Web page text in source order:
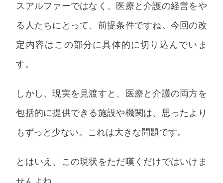
スアルファーではなく、医療と介護の経営をや
る人たちにとって、前提条件ですね。今回の改
定内容はこの部分に具体的に切り込んでいま
す。
しかし、現実を見渡すと、医療と介護の両方を
包括的に提供できる施設や機関は、思ったより
もずっと少ない。これは大きな問題です。
とはいえ、この現状をただ嘆くだけではいけま
せんよね。